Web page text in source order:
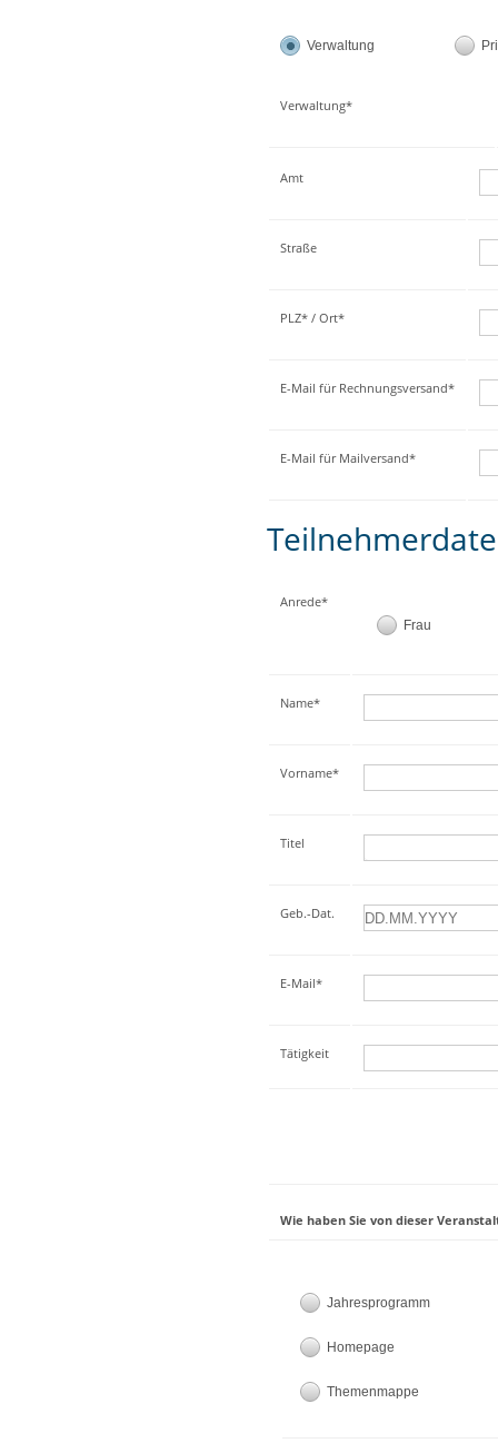
Verwaltung
Verwaltung*
Amt
Straße
PLZ* / Ort*
E-Mail für Rechnungsversand*
E-Mail für Mailversand*
Anrede*
Frau
Name*
Vorname*
Titel
Geb.-Dat.
E-Mail*
Tätigkeit
Wie haben Sie von dieser
Jahresprogramm
Homepage
Themenmappe